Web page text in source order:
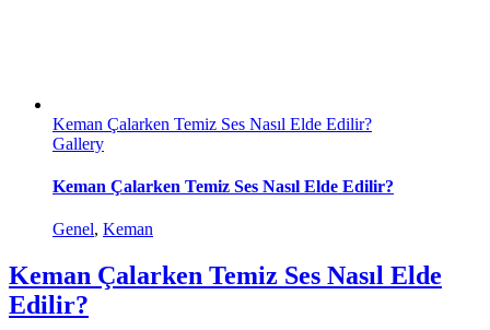
Keman Çalarken Temiz Ses Nasıl Elde Edilir?
Gallery
Keman Çalarken Temiz Ses Nasıl Elde Edilir?
Genel, Keman
Keman Çalarken Temiz Ses Nasıl Elde
Edilir?